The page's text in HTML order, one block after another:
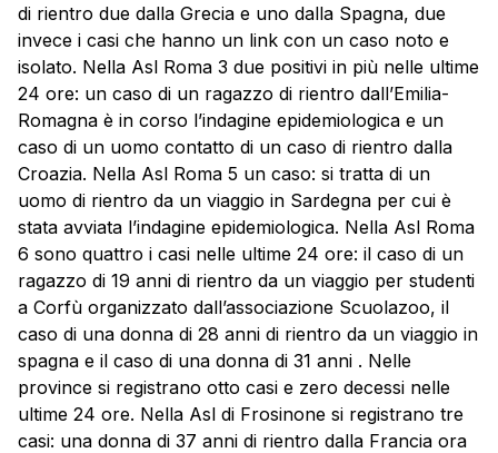
di rientro due dalla Grecia e uno dalla Spagna, due
invece i casi che hanno un link con un caso noto e
isolato. Nella Asl Roma 3 due positivi in più nelle ultime
24 ore: un caso di un ragazzo di rientro dall’Emilia-
Romagna è in corso l’indagine epidemiologica e un
caso di un uomo contatto di un caso di rientro dalla
Croazia. Nella Asl Roma 5 un caso: si tratta di un
uomo di rientro da un viaggio in Sardegna per cui è
stata avviata l’indagine epidemiologica. Nella Asl Roma
6 sono quattro i casi nelle ultime 24 ore: il caso di un
ragazzo di 19 anni di rientro da un viaggio per studenti
a Corfù organizzato dall’associazione Scuolazoo, il
caso di una donna di 28 anni di rientro da un viaggio in
spagna e il caso di una donna di 31 anni . Nelle
province si registrano otto casi e zero decessi nelle
ultime 24 ore. Nella Asl di Frosinone si registrano tre
casi: una donna di 37 anni di rientro dalla Francia ora